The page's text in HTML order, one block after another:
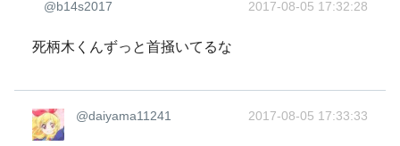
@b14s2017 2017-08-05 17:32:28
死柄木くんずっと首掻いてるな
@daiyama11241 2017-08-05 17:33:33